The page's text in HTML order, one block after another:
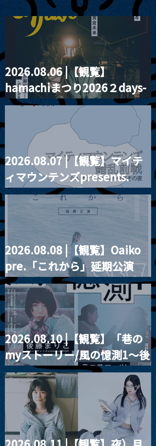
東郷清丸匚 初のホール単
独公演「匚ル」(ほうる)を
改修前の武蔵野公会堂で
2026.08.06 |【観覧】
hamachiまつり2026２days-
月見ル君想フ編②
2026.08.07 |【観覧】マイテ
ィマウンテンズpresents.
“HALL-IN-ONE”
2026.08.08 |【観覧】Oaiko
pre.「これから」延期公演
Blurred City Lights × 17歳
とベルリンの壁
2026.08.10 |【観覧】「巷の
myストーリー/風の憶測1～後
藤まりこアコースティック
violence POPとテニスコー
ツ」